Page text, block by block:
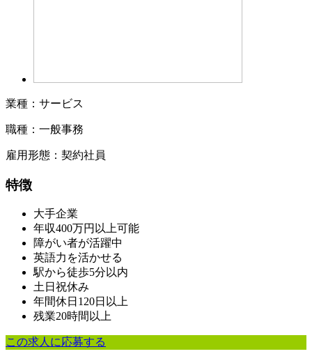
業種：サービス
職種：一般事務
雇用形態：契約社員
特徴
大手企業
年収400万円以上可能
障がい者が活躍中
英語力を活かせる
駅から徒歩5分以内
土日祝休み
年間休日120日以上
残業20時間以上
この求人に応募する